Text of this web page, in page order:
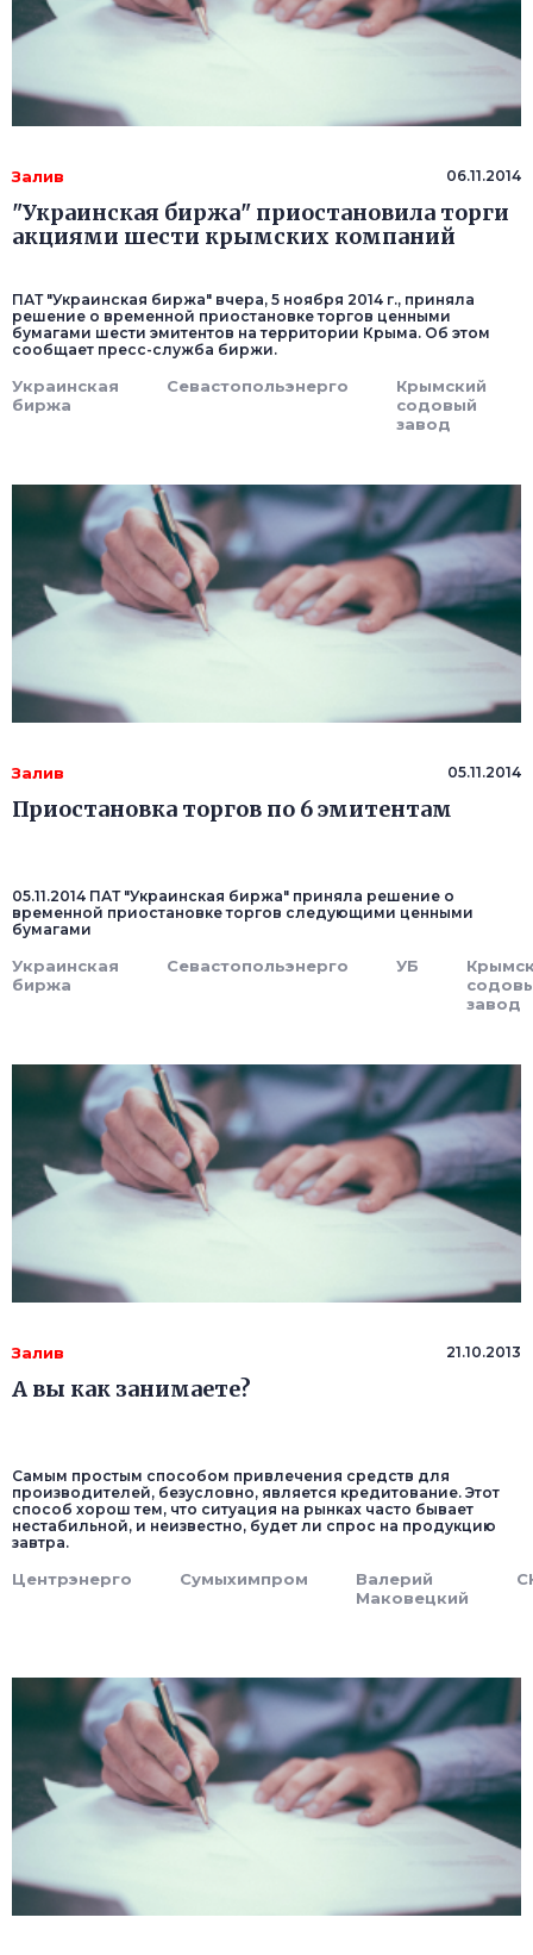
Залив 06.11.2014
"Украинская биржа" приостановила торги
акциями шести крымских компаний
ПАТ "Украинская биржа" вчера, 5 ноября 2014 г., приняла
решение о временной приостановке торгов ценными
бумагами шести эмитентов на территории Крыма. Об этом
сообщает пресс-служба биржи.
Украинская
биржа
Севастопольэнерго
Крымский
содовый
завод
Залив 05.11.2014
Приостановка торгов по 6 эмитентам
05.11.2014 ПАТ "Украинская биржа" приняла решение о
временной приостановке торгов следующими ценными
бумагами
Украинская
биржа
Севастопольэнерго УБ
завод
Залив 21.10.2013
А вы как занимаете?
Самым простым способом привлечения средств для
производителей, безусловно, является кредитование. Этот
способ хорош тем, что ситуация на рынках часто бывает
нестабильной, и неизвестно, будет ли спрос на продукцию
завтра.
Центрэнерго Сумыхимпром
Валерий
Маковецкий